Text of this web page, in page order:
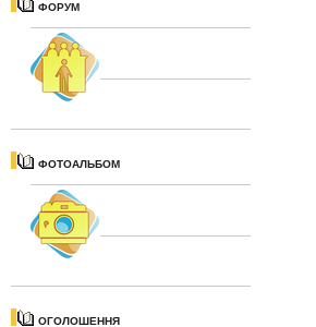
ФОРУМ
ФОТОАЛЬБОМ
ОГОЛОШЕННЯ